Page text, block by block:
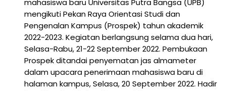
mahasiswa baru Universitas Putra Bangsa (UPB)
mengikuti Pekan Raya Orientasi Studi dan
Pengenalan Kampus (Prospek) tahun akademik
2022-2023. Kegiatan berlangsung selama dua hari,
Selasa-Rabu, 21-22 September 2022. Pembukaan
Prospek ditandai penyematan jas almameter
dalam upacara penerimaan mahasiswa baru di
halaman kampus, Selasa, 20 September 2022. Hadir